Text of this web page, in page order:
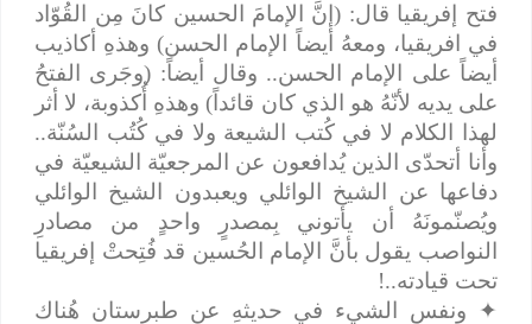
فتح إفريقيا قال: (إنَّ الإمامَ الحسين كانَ مِن القُوّاد
في افريقيا، ومعهُ أيضاً الإمام الحسن) وهذهِ أكاذيب
أيضاً على الإمام الحسن.. وقال أيضاً: (وجَرى الفتحُ
على يديه لأنّهُ هو الذي كان قائداً) وهذهِ أُكذوبة، لا أثر
لهذا الكلام لا في كُتب الشيعة ولا في كُتُب السُنّة..
وأنا أتحدّى الذين يُدافعون عن المرجعيّة الشيعيّة في
دفاعها عن الشيخ الوائلي ويعبدون الشيخ الوائلي
ويُصنّمونَهُ أن يأتوني بِمصدرٍ واحدٍ من مصادرِ
النواصب يقول بأنَّ الإمام الحُسين قد فُتِحتْ إفريقيا
تحت قيادته..!
✦ونفس الشيء في حديثهِ عن طبرستان هُناك